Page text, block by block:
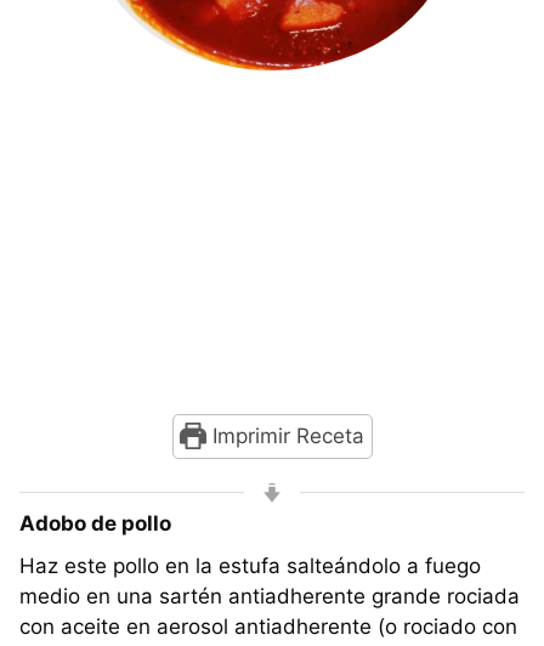
Imprimir Receta
Adobo de pollo
Haz este pollo en la estufa salteándolo a fuego
medio en una sartén antiadherente grande rociada
con aceite en aerosol antiadherente (o rociado con